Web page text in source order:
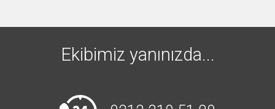
Ekibimiz yanınızda...